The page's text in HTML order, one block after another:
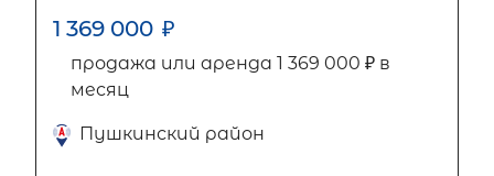
1 369 000 ₽
продажа или аренда 1 369 000 ₽ в
месяц
Пушкинский район